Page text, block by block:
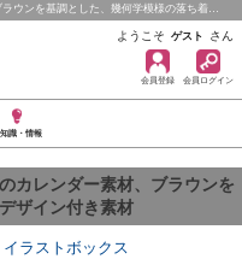
ウンを基調とした、幾何学模様の落ち着…
ようこそ ゲスト さん
会員登録 会員ログイン
識・情報
カレンダー素材、ブラウンを
ザイン付き素材
イラストボックス